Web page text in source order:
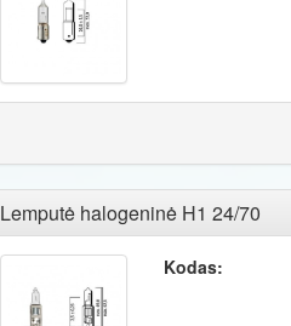
Lemputė halogeninė H1 24/70
Kodas: